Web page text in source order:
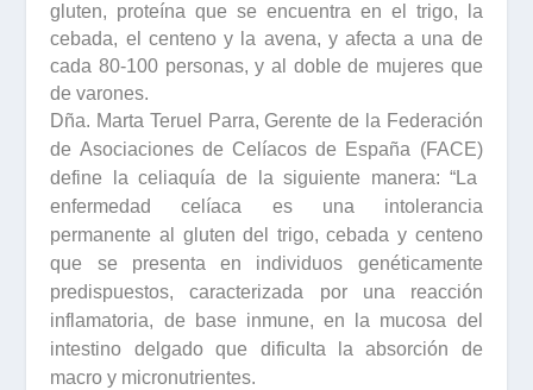
gluten, proteína que se encuentra en el trigo, la
cebada, el centeno y la avena, y afecta a una de
cada 80-100 personas, y al doble de mujeres que
de varones.
Dña. Marta Teruel Parra, Gerente de la Federación
de Asociaciones de Celíacos de España (FACE)
define la celiaquía de la siguiente manera: “La
enfermedad celíaca es una intolerancia
permanente al gluten del trigo, cebada y centeno
que se presenta en individuos genéticamente
predispuestos, caracterizada por una reacción
inflamatoria, de base inmune, en la mucosa del
intestino delgado que dificulta la absorción de
macro y micronutrientes.